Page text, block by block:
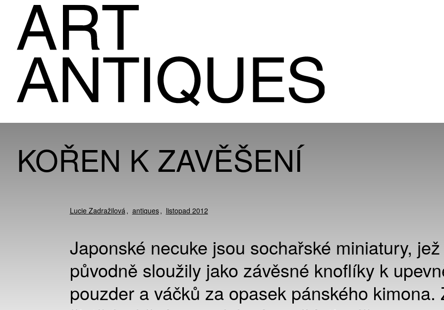
KOŘEN K ZAVĚŠENÍ
Lucie Zadražilová antiques listopad 2012
Japonské necuke jsou sochařské miniatury, jež
původně sloužily jako závěsné knoflíky k
pouzder a váčků za opasek pánského kimona.